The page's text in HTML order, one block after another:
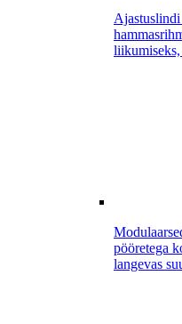
liikumiseks,
pööretega
langevas